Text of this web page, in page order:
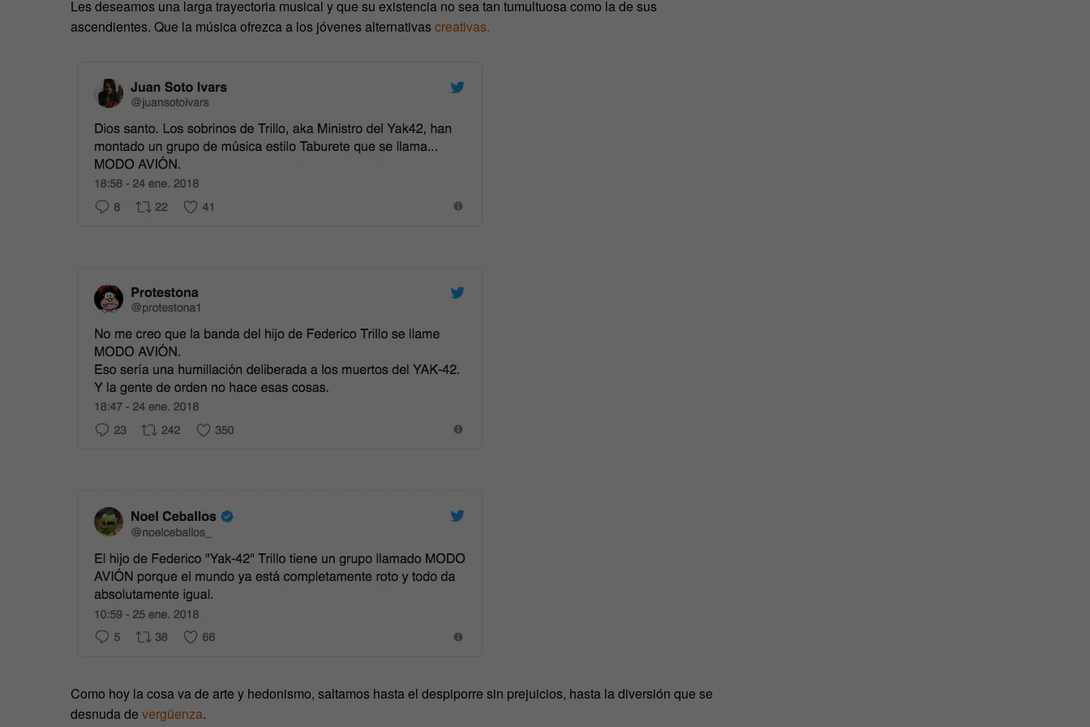
Les deseamos una larga trayectoria musical y que su existencia no sea tan tumultuosa como la de sus
ascendientes. Que la música ofrezca a los jóvenes alternativascreativas.
Como hoy la cosa va de arte y hedonismo, saltamos hasta el despiporre sin prejuicios, hasta la diversión que se
desnuda de vergüenza.